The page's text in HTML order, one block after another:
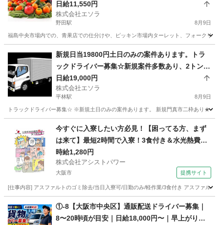
け、ピッキング、ターレット、フォークリフトに
よる運搬など。業務委託。掛け持ちok
日給11,550円
株式会社エソラ
野田駅 8月9日
福島中央市場内での、青果店での仕分けや、ピッキン市場内ターレット、フォークリ
野田駅
新規日当19800円土日のみの案件あります。トラ
ックドライバー募集☆新規案件多数あり、2トン〜
4トン、大型など。トラック代行運転。日当19,000
円など。 勤務地多数。門真市、大阪市、堺、東大
阪近郊など。2〜４トントラックでの企業配、給食
配送、廃油配送、建材の配送、水回り製品備品配
送など。
日給19,000円
株式会社エソラ
平林駅 8月9日
トラックドライバー募集☆ ※新規土日のみの案件あります。 新規門真市二枠あり★
平林駅 ドライバー 大型
今すぐに入寮したい方必見！【困ってる方、まず
は来て】最短2時間で入寮！3食付き＆水光熱費無
料！50代活躍中の超カンタン作業！
時給1,280円
株式会社アシストパワー
大阪市 提携サイト
[仕事内容] アスファルトのゴミ除去/当日入寮可/日勤のみ/軽作業/3食付き アスファル
その他
①-8【大阪市中央区】通販配送ドライバー募集｜
8〜20時頃が目安｜日給18,000円〜｜早上がりで